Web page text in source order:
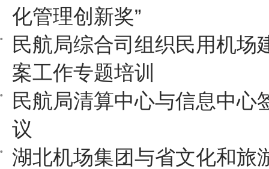
化管理创新奖”
民航局综合司组织民用机场
案工作专题培训
民航局清算中心与信息中心
议
湖北机场集团与省文化和旅